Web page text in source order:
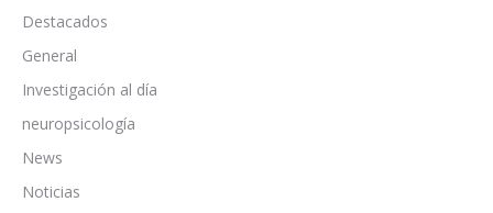
Destacados
General
Investigación al día
neuropsicología
News
Noticias